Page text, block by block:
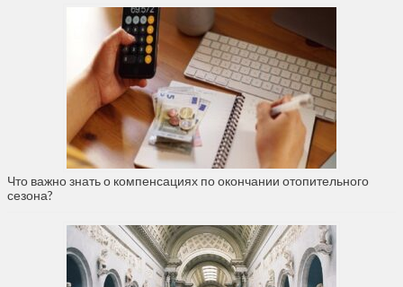
Что важно знать о компенсациях по окончании отопительного
сезона?